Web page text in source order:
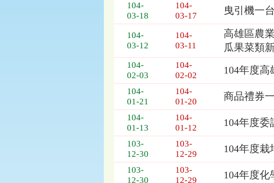
為：
標
期、
截
期、
項
104-
03-18
104-
03-17
曳引機一台
104-
03-12
104-
03-11
高雄區農
瓜果菜類
104-
02-03
104-
02-02
104年度高
104-
01-21
104-
01-20
商品禮券
104-
01-13
104-
01-12
104年度
103-
12-30
103-
12-29
104年度栽
103-
12-30
103-
12-29
104年度化